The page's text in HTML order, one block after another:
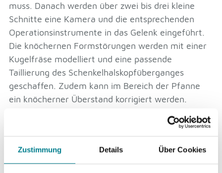
Zustimmung Details Über Cookies
muss. Danach werden über zwei bis drei kleine
Schnitte eine Kamera und die entsprechenden
Operationsinstrumente in das Gelenk eingeführt.
Die knöchernen Formstörungen werden mit einer
Kugelfräse modelliert und eine passende
Taillierung des Schenkelhalskopfüberganges
geschaffen. Zudem kann im Bereich der Pfanne
ein knöcherner Überstand korrigiert werden.
Diese Korrekturen werden mittels Röntgen und
unter Sicht kontrolliert. Liegt eine Schädigung der
Gelenklippe vor, so wird immer versucht diese mit
kleinen Knochenankern wieder zu refixieren.